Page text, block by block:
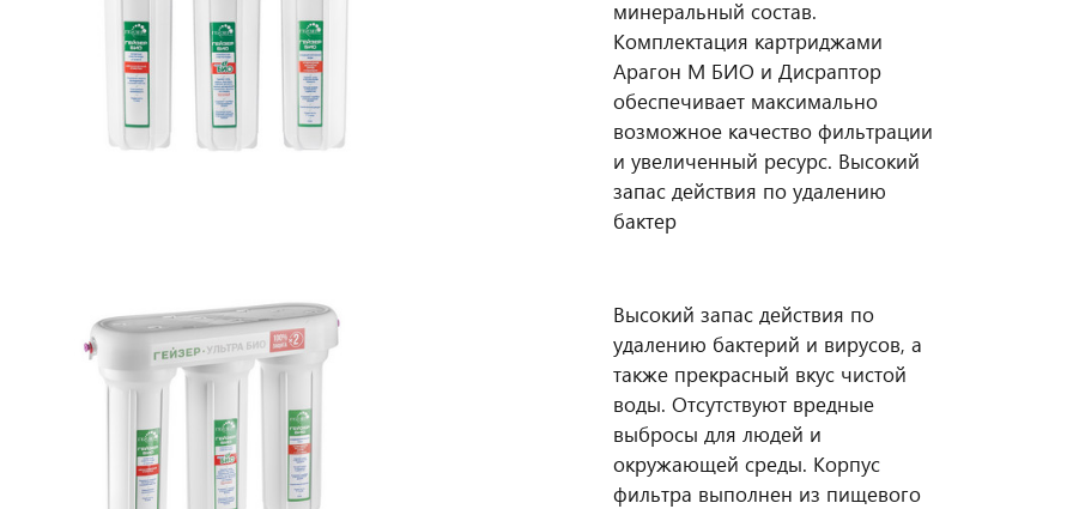
минеральный состав.
Комплектация картриджами
Арагон М БИО и Дисраптор
обеспечивает максимально
возможное качество фильтрации
и увеличенный ресурс. Высокий
запас действия по удалению
бактер
Высокий запас действия по
удалению бактерий и вирусов, а
также прекрасный вкус чистой
воды. Отсутствуют вредные
выбросы для людей и
окружающей среды. Корпус
фильтра выполнен из пищевого